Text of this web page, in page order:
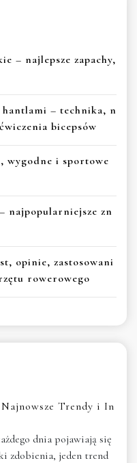
– najlepsze zapachy,
– technika, n
bicepsów
wygodne i sportowe
najpopularniejsze zn
opinie, zastosowani
rowerowego
Trendy i In
dnia pojawiają się
zdobienia, jeden trend